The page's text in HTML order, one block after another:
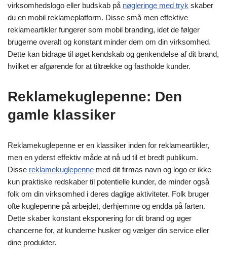
virksomhedslogo eller budskab på nøgleringe med tryk skaber
du en mobil reklameplatform. Disse små men effektive
reklameartikler fungerer som mobil branding, idet de følger
brugerne overalt og konstant minder dem om din virksomhed.
Dette kan bidrage til øget kendskab og genkendelse af dit brand,
hvilket er afgørende for at tiltrække og fastholde kunder.
Reklamekuglepenne: Den
gamle klassiker
Reklamekuglepenne er en klassiker inden for reklameartikler,
men en yderst effektiv måde at nå ud til et bredt publikum.
Disse reklamekuglepenne med dit firmas navn og logo er ikke
kun praktiske redskaber til potentielle kunder, de minder også
folk om din virksomhed i deres daglige aktiviteter. Folk bruger
ofte kuglepenne på arbejdet, derhjemme og endda på farten.
Dette skaber konstant eksponering for dit brand og øger
chancerne for, at kunderne husker og vælger din service eller
dine produkter.